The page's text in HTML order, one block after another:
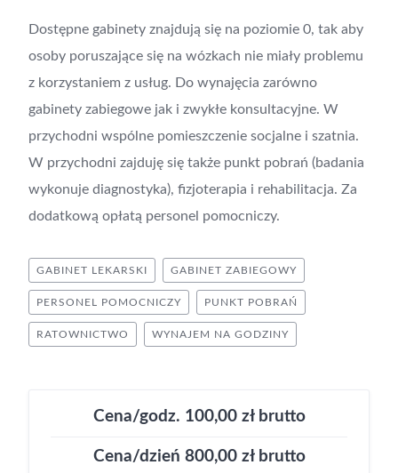
Dostępne gabinety znajdują się na poziomie 0, tak aby
osoby poruszające się na wózkach nie miały problemu
z korzystaniem z usług. Do wynajęcia zarówno
gabinety zabiegowe jak i zwykłe konsultacyjne. W
przychodni wspólne pomieszczenie socjalne i szatnia.
W przychodni zajduję się także punkt pobrań (badania
wykonuje diagnostyka), fizjoterapia i rehabilitacja. Za
dodatkową opłatą personel pomocniczy.
GABINET LEKARSKI GABINET ZABIEGOWY
PERSONEL POMOCNICZY PUNKT POBRAŃ
RATOWNICTWO WYNAJEM NA GODZINY
Cena/godz. 100,00 zł brutto
Cena/dzień 800,00 zł brutto